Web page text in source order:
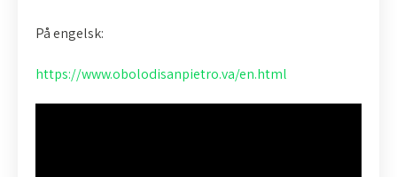
På engelsk:
https://www.obolodisanpietro.va/en.html